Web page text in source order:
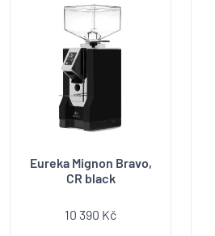
Eureka Mignon Bravo,
CR black
10 390 Kč